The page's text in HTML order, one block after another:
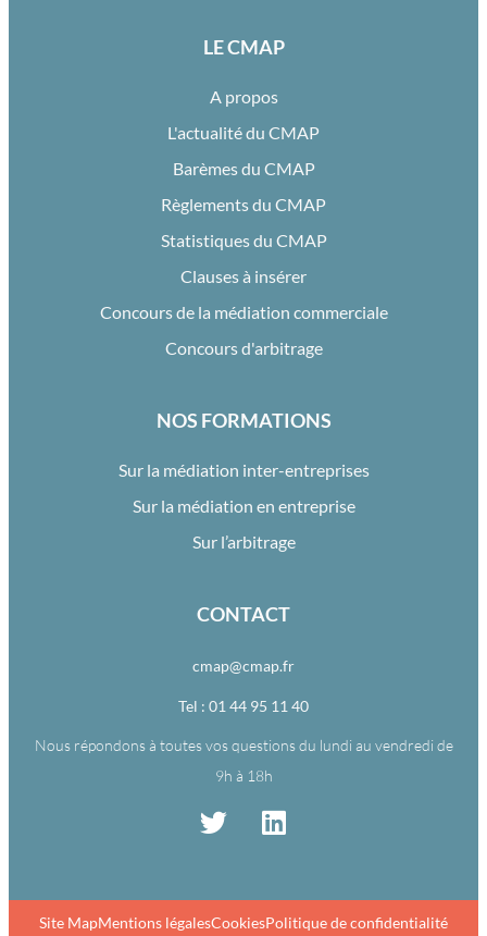
LE CMAP
A propos
L'actualité du CMAP
Barèmes du CMAP
Règlements du CMAP
Statistiques du CMAP
Clauses à insérer
Concours de la médiation commerciale
Concours d'arbitrage
NOS FORMATIONS
Sur la médiation inter-entreprises
Sur la médiation en entreprise
Sur l’arbitrage
CONTACT
cmap@cmap.fr
Tel : 01 44 95 11 40
Nous répondons à toutes vos questions du lundi au vendredi de
9h à 18h
Site MapMentions légalesCookiesPolitique de confidentialité